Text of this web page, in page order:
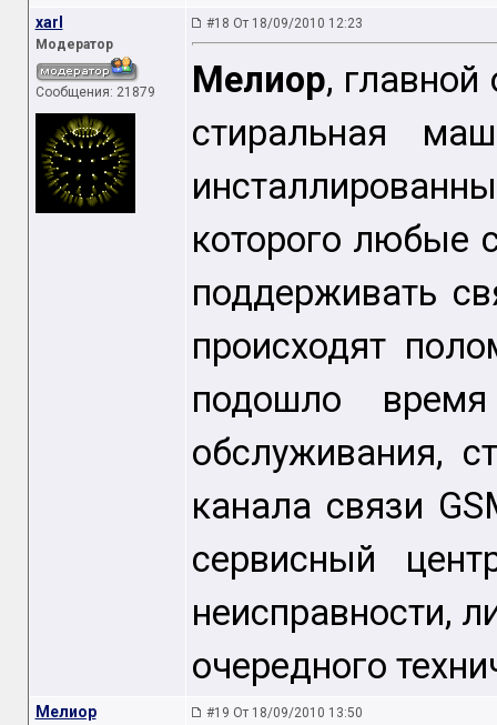
xarl
Модератор
Сообщения: 21879
#18 От 18/09/2010 12:23
Мелиор, главной
стиральная
которого любые
поддерживать
происходят
подошло
обслуживания,
канала связи
сервисный
неисправности,
очередного
Мелиор #19 От 18/09/2010 13:50